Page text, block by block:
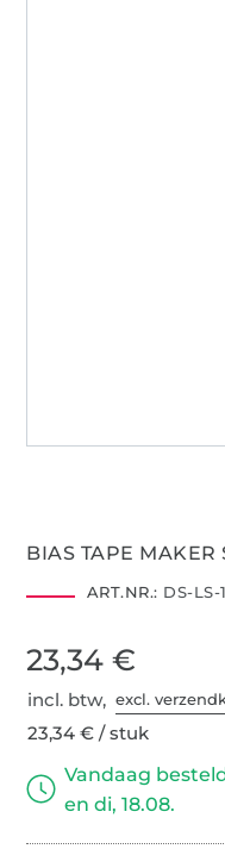
BIAS TAPE MAKER
ART.NR.: DS-LS-
23,34 €
incl. btw,excl.
23,34 € / stuk
Vandaag
en di, 18.08.